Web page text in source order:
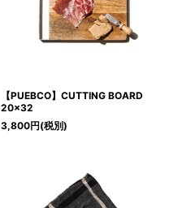
【PUEBCO】CUTTING BOARD
20×32
3,800円(税別)